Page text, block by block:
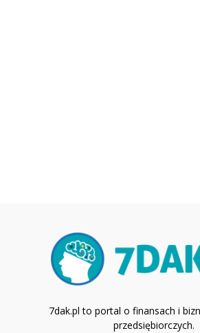
7dak.pl to portal o finansach i
przedsiębiorczych.